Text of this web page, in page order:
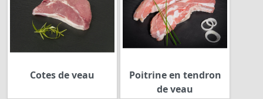
Cotes de veau
Poitrine en tendron
de veau